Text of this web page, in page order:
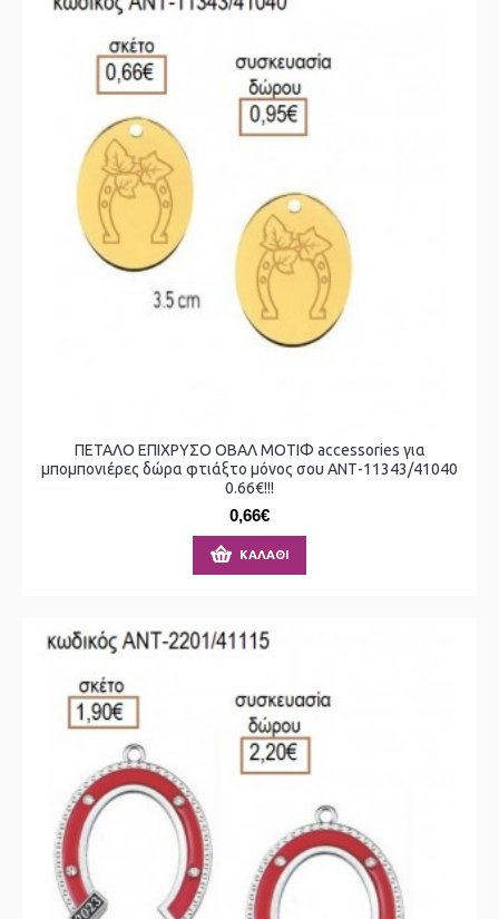
ΠΕΤΑΛΟ ΕΠΙΧΡΥΣΟ ΟΒΑΛ ΜΟΤΙΦ accessories για
μπομπονιέρες δώρα φτιάξτο μόνος σου ΑΝΤ-11343/41040
0.66€!!!
0,66€
ΚΑΛΆΘΙ